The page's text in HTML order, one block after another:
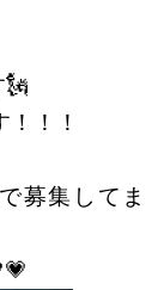
🗽
！！
募集してま